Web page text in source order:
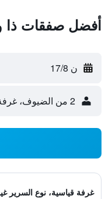
أفضل صفقات
ن 17/8
2 من الضيوف، غرفة واحدة
غرفة قياسية، نوع السرير